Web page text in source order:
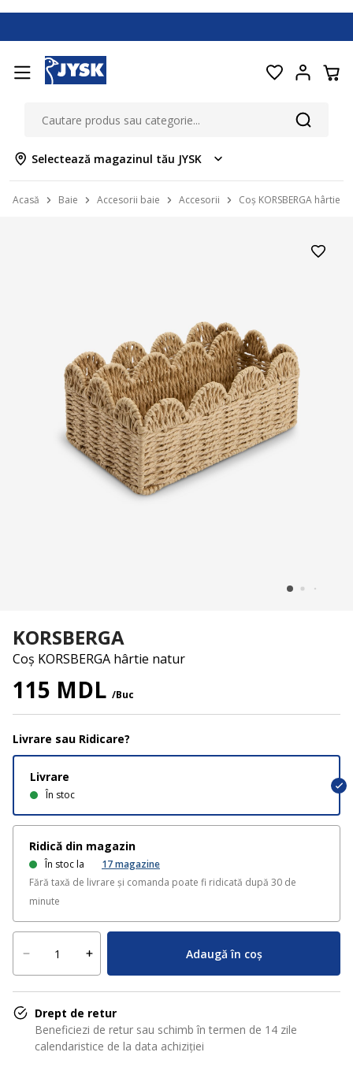
Selectează magazinul tău JYSK
Acasă Baie Accesorii baie Accesorii Coș KORSBERGA hârtie
KORSBERGA
Coș KORSBERGA hârtie natur
115 MDL /Buc
Livrare sau Ridicare?
Livrare
În stoc
Ridică din magazin
În stoc la 17magazine
Fără taxă de livrare și comanda poate fi ridicată după 30 de
minute
Adaugă în coș
Drept de retur
Beneficiezi de retur sau schimb în termen de 14 zile
calendaristice de la data achiziției